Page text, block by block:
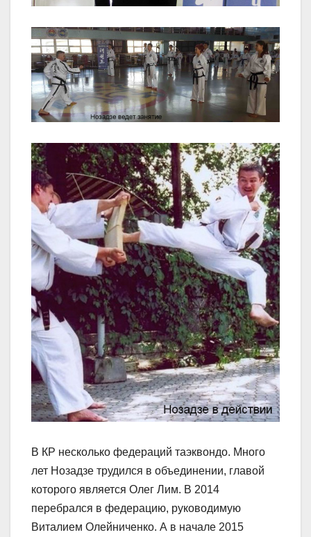
В КР несколько федераций таэквондо. Много
лет Нозадзе трудился в объединении, главой
которого является Олег Лим. В 2014
перебрался в федерацию, руководимую
Виталием Олейниченко. А в начале 2015